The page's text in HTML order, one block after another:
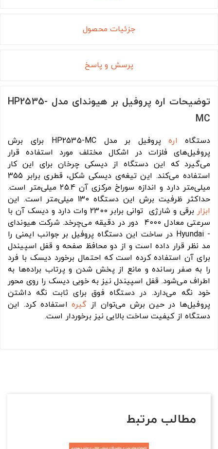
جزئیات محصول
پرسش و پاسخ
توضیحات اره پروفیل بر هیوندای مدل HP2535-
MC
دستگاه اره
پروفیل بر مدل HP2535-MC برای برش
پروفیل‌های فلزات در اشکال مختلف مورد استفاده قرار
می‌گیرد که این دستگاه از دیسکی چرخان برای این کار
استفاده می‌کند. این تیغه‌ی دیسکی شکل، قطری برابر 355
میلی‌متر دارد و اندازه سوراخ مرکزی آن 25.4 میلی‌متر است.
حداکثر ظرفیت برش این دستگاه 130 میلی‌متر است. این
ابزار
برقی و شارژی توانی برابر 2300 وات دارد و دیسک آن با
سرعتی معادل 4000 دور در دقیقه می‌چرخد. شرکت هیوندای
- Hyundai در ساخت این دستگاه پروفیل بر جوانب ایمنی را
مد نظر قرار داده است و از دو محافظ صفحه و قفل اسپیندل
برای آن استفاده کرده است که احتمال برخورد دیسک با فرد
را به صفر رسانده و مانع از پخش شدن و پرتاب براده‌ها به
اطراف می‌شود. قفل اسپیندل نیز به خوبی دیسک را روی محور
خود نگه می‌دارد. در دستگاه فوق برای ثابت نگه داشتن
پروفیل‌ها در حین برش می‌توان از گیره استفاده کرد. این
دستگاه از کیفیت ساخت بالایی نیز برخوردار است.
مطالب مرتبط